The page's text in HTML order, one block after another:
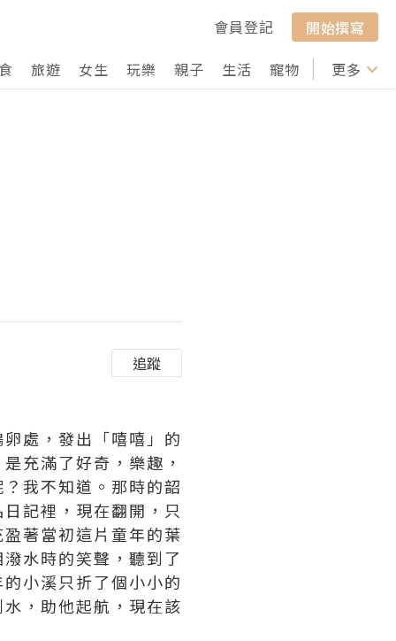
會員登記
開始撰寫
旅遊 女生 玩樂 親子 生活 寵物 行山 打卡
更多
追蹤
處，發出「嘻嘻」的
充滿了好奇，樂趣，
我不知道。那時的韶
日記裡，現在翻開，只
著當初這片童年的葉
水時的笑聲，聽到了
小溪只折了個小小的
，助他起航，現在該